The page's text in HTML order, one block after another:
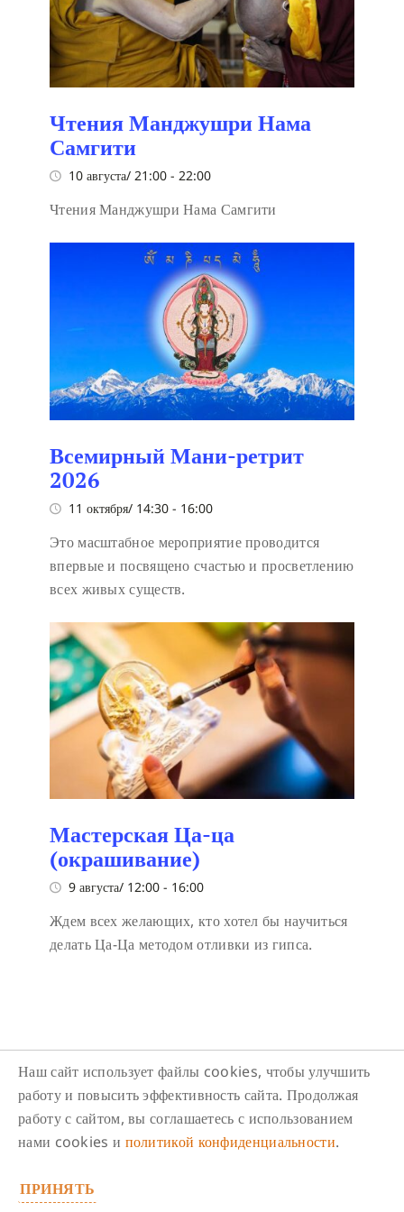
Чтения Манджушри Нама
Самгити
10 августа/ 21:00 - 22:00
Чтения Манджушри Нама Самгити
Всемирный Мани-ретрит
2026
11 октября/ 14:30 - 16:00
Это масштабное мероприятие проводится
впервые и посвящено счастью и просветлению
всех живых существ.
Мастерская Ца-ца
(окрашивание)
9 августа/ 12:00 - 16:00
Ждем всех желающих, кто хотел бы научиться
делать Ца-Ца методом отливки из гипса.
Следите за нами в соцсетях
Наш сайт использует файлы cookies, чтобы улучшить
работу и повысить эффективность сайта. Продолжая
работу с сайтом, вы соглашаетесь с использованием
нами cookies и политикой конфиденциальности.
ПРИНЯТЬ